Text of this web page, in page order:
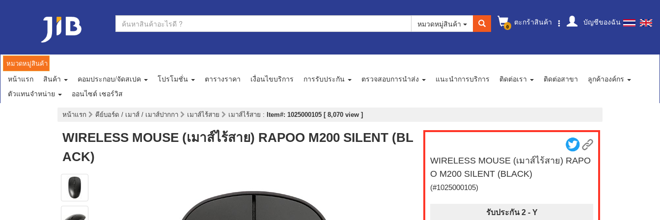
0 ตะกร้าสินค้า บัญชีของฉัน
หมวดหมู่สินค้า
หมวดหมู่สินค้า
หน้าแรก สินค้า คอมประกอบ/จัดสเปค โปรโมชั่น ตารางราคา เงื่อนไขบริการ การรับประกัน ตรวจสอบการนำส่ง แนะนำการบริการ ติดต่อเรา ติดต่อสาขา
ลูกค้าองค์กร
ตัวแทนจำหน่าย
ออนไซต์ เซอร์วิส
หน้าแรก คีย์บอร์ด / เมาส์ / เมาส์ปากกา เมาส์ไร้สาย เมาส์ไร้สาย : Item#: 1025000105 [ 8,070 view ]
WIRELESS MOUSE (เมาส์ไร้สาย) RAPOO M200 SILENT (BL
ACK)
WIRELESS MOUSE (เมาส์ไร้สาย) RAPO
O M200 SILENT (BLACK)
(#1025000105)
รับประกัน 2 - Y